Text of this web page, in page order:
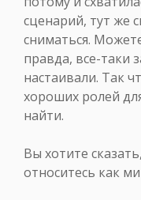
сценарий, тут же
сниматься.
правда, все-таки
настаивали. Так
хороших ролей
найти.
Вы хотите
относитесь как